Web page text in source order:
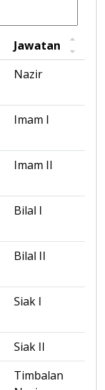
Jawatan
Nazir
Imam I
Imam II
Bilal I
Bilal II
Siak I
Siak II
Timbalan